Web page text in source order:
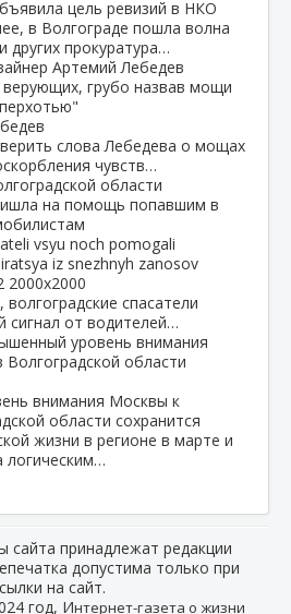
в Волгограде пошла волна
прокуратура…
Артемий Лебедев
верующих, грубо назвав мощи
слова Лебедева о мощах
чувств…
области
на помощь попавшим в
спасатели
сигнал от водителей…
уровень внимания
области
жизни в регионе в марте и
логическим…
сайта принадлежат редакции
допустима только при
на сайт.
год, Интернет-газета о жизни